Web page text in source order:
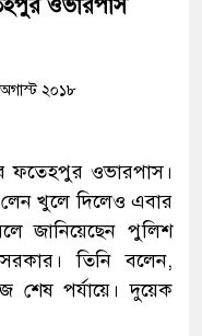
ওভারপাস
অগাস্ট ২০১৮
ওভারপাস।
খুলে দিলেও এবার
জানিয়েছেন পুলিশ
তিনি বলেন,
শেষ পর্যায়ে। দুয়েক